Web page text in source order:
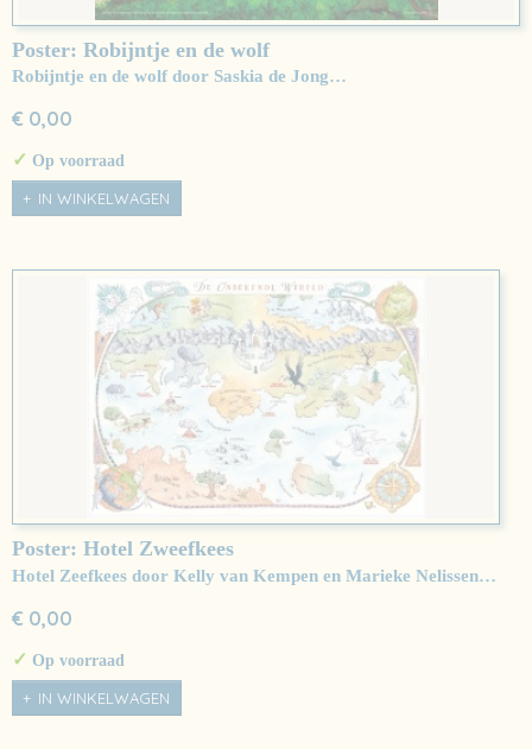
Poster: Robijntje en de wolf
Robijntje en de wolf door Saskia de Jong…
€ 0,00
✓ Op voorraad
IN WINKELWAGEN
Poster: Hotel Zweefkees
Hotel Zeefkees door Kelly van Kempen en Marieke Nelissen…
€ 0,00
✓ Op voorraad
IN WINKELWAGEN